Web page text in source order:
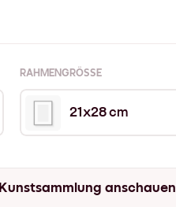
RAHMENGRÖSSE
21x28 cm
Kunstsammlung anschauen